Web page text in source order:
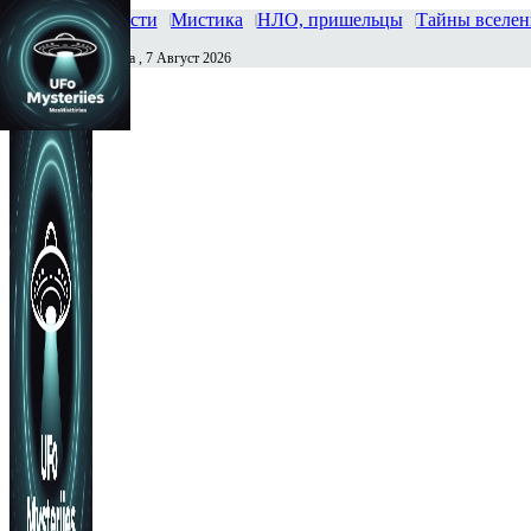
Главная Новости Мистика НЛО, пришельцы Тайны
Сегодня Пятница , 7 Август 2026